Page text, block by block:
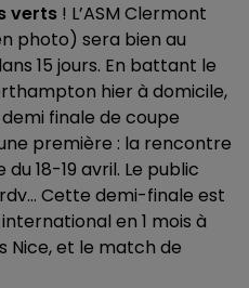
verts ! L’ASM Clermont
photo) sera bien au
15 jours. En battant le
hier à domicile,
demi finale de coupe
première : la rencontre
18-19 avril. Le public
Cette demi-finale est
en 1 mois à
Nice, et le match de